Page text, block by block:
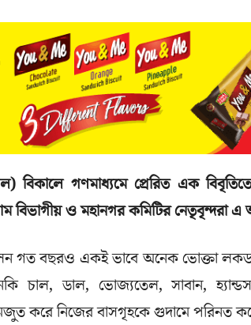
বিকালে গণমাধ্যমে প্রেরিত এক
বিভাগীয় ও মহানগর কমিটির নেতৃবৃন্দরা এ
গত বছরও একই ভাবে অনেক ভোক্তা
চাল, ডাল, ভোজ্যতেল, সাবান,
করে নিজের বাসগৃহকে গুদামে পরিনত